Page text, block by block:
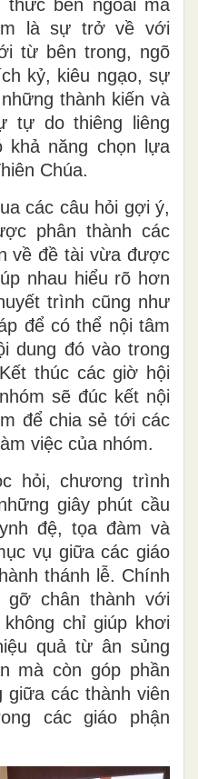
bên ngoài mà
là sự trở về với
từ bên trong, ngõ
kỷ, kiêu ngạo, sự
thành kiến và
tự do thiêng liêng
năng chọn lựa
Chúa.
các câu hỏi gợi ý,
phân thành các
về đề tài vừa được
nhau hiểu rõ hơn
trình cũng như
để có thể nội tâm
dung đó vào trong
thúc các giờ hội
sẽ đúc kết nội
để chia sẻ tới các
việc của nhóm.
hỏi, chương trình
giây phút cầu
đệ, tọa đàm và
vụ giữa các giáo
thánh lễ. Chính
gỡ chân thành với
chỉ giúp khơi
quả từ ân sủng
mà còn góp phần
giữa các thành viên
các giáo phận